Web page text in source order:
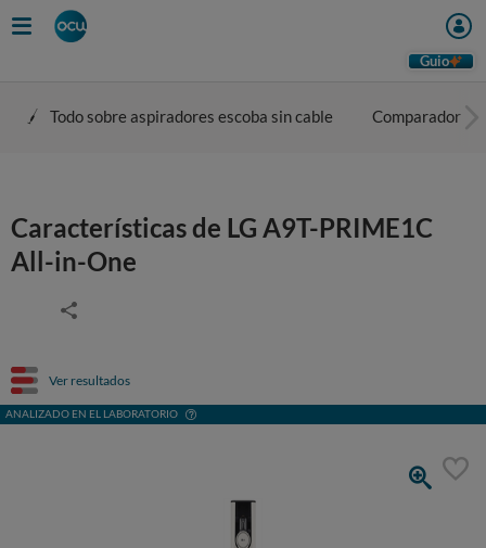
Guio
Todo sobre aspiradores escoba sin cable Comparador
Características de LG A9T-PRIME1C
All-in-One
Ver resultados
ANALIZADO EN EL LABORATORIO